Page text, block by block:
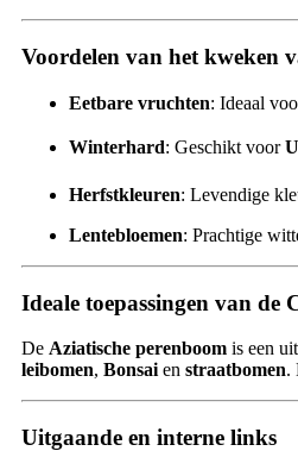
Voordelen van het kweken
Eetbare vruchten: Ideaal
Winterhard: Geschikt voor
Herfstkleuren: Levendige
Lentebloemen: Prachtige
Ideale toepassingen van de
De Aziatische perenboom is een
leibomen, Bonsai en straatbomen.
Uitgaande en interne links